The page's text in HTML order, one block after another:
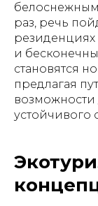
раз, речь
и
становятся
предлагая
устойчивого